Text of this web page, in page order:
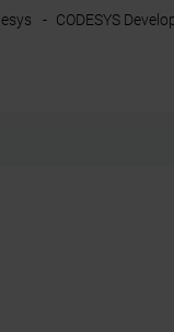
CODESYS